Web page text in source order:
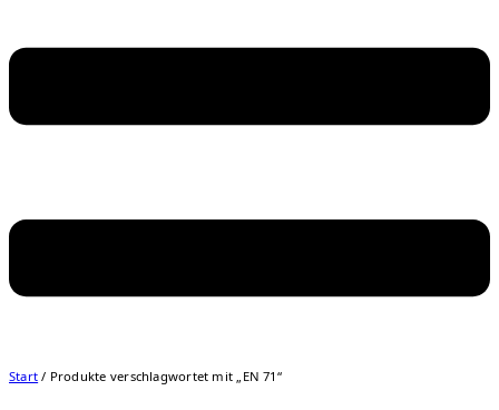
Start / Produkte verschlagwortet mit „EN 71“